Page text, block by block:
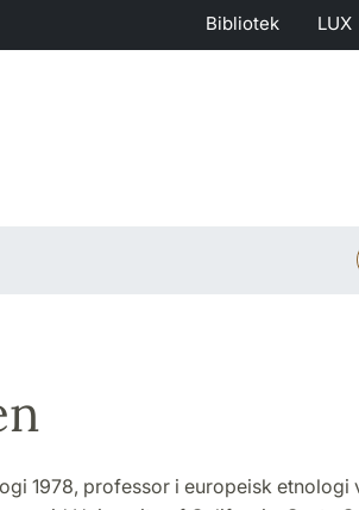
Bibliotek LUX
1978, professor i europeisk etnologi